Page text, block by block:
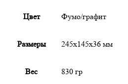
Цвет Фумо/графит
Размеры 245х145х36 мм
Вес 830 гр